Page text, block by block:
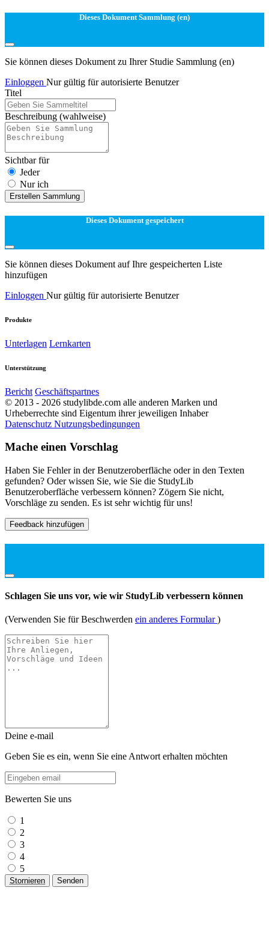
Dieses Dokument Sammlung (en)
Sie können dieses Dokument zu Ihrer Studie Sammlung (en)
Einloggen Nur gültig für autorisierte Benutzer
Titel
Beschreibung (wahlweise)
Sichtbar für
Jeder
Nur ich
Erstellen Sammlung
Dieses Dokument gespeichert
Sie können dieses Dokument auf Ihre gespeicherten Liste
hinzufügen
Einloggen Nur gültig für autorisierte Benutzer
Produkte
Unterlagen Lernkarten
Unterstützung
Bericht Geschäftspartnes
© 2013 - 2026 studylibde.com alle anderen Marken und
Urheberrechte sind Eigentum ihrer jeweiligen Inhaber
Datenschutz Nutzungsbedingungen
Mache einen Vorschlag
Haben Sie Fehler in der Benutzeroberfläche oder in den Texten
gefunden? Oder wissen Sie, wie Sie die StudyLib
Benutzeroberfläche verbessern können? Zögern Sie nicht,
Vorschläge zu senden. Es ist sehr wichtig für uns!
Feedback hinzufügen
Schlagen Sie uns vor, wie wir StudyLib verbessern können
(Verwenden Sie für Beschwerden ein anderes Formular)
Deine e-mail
Geben Sie es ein, wenn Sie eine Antwort erhalten möchten
Bewerten Sie uns
1
2
3
4
5
Stornieren Senden